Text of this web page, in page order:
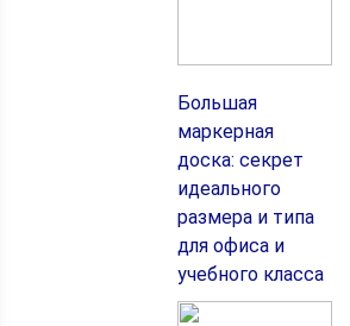
Большая
маркерная
доска: секрет
идеального
размера и типа
для офиса и
учебного класса